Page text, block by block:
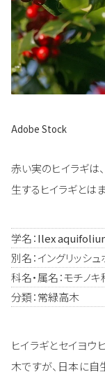
Adobe Stock
赤い実のヒイラギは
生するヒイラギとは
学名：Ilex
別名：イングリッシ
科名・属名：モチノ
分類：常緑高木
ヒイラギとセイヨウ
木ですが、日本に自